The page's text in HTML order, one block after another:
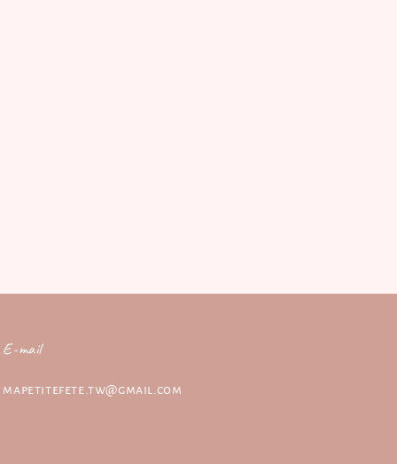
E-mail
mapetitefete.tw@gmail.com